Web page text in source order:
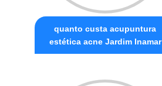
quanto custa acupuntura
estética acne Jardim Inamar